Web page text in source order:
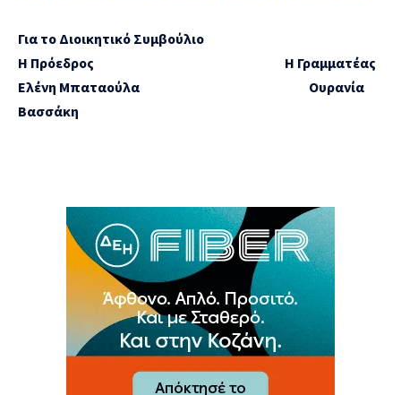
Για το Διοικητικό Συμβούλιο
Η Πρόεδρος Η Γραμματέας
Ελένη Μπαταούλα Ουρανία
Βασσάκη